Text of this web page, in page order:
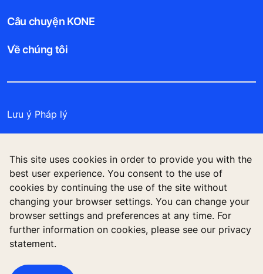
This site uses cookies in order to provide you with the
best user experience. You consent to the use of
cookies by continuing the use of the site without
changing your browser settings. You can change your
browser settings and preferences at any time. For
further information on cookies, please see our privacy
statement.
Câu chuyện KONE
Về chúng tôi
Lưu ý Pháp lý
Cam kết Bảo mật
Quản lý tùy chọn cookie
Công ty TNHH KONE Việt Nam, Tòa nhà Centre
Point, 106 Nguyễn Văn Trỗi, Phường 8, Phú Nhuận,